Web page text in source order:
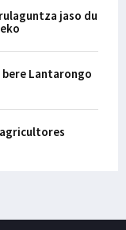
jaso du
Lantarongo
agricultores